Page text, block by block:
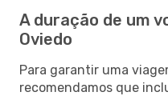
A duração de um
Oviedo
Para garantir uma
recomendamos que